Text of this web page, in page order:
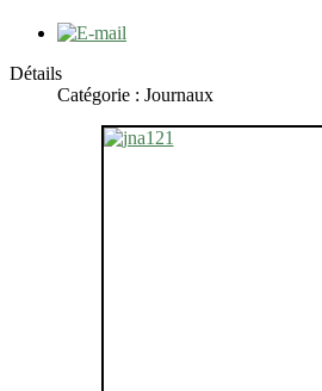
Détails
Catégorie : Journaux